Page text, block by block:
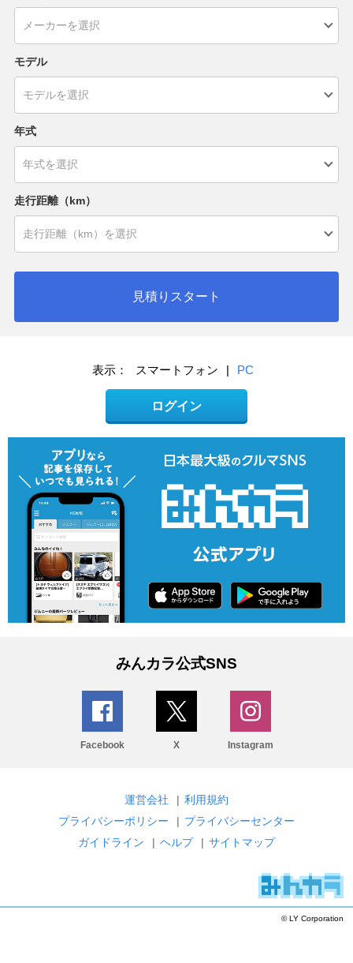
モデル
年式
走行距離（km）
見積りスタート
表示： スマートフォン | PC
ログイン
みんカラ公式SNS
Facebook X Instagram
運営会社 | 利用規約
プライバシーポリシー
| プライバシーセンター
ガイドライン
| ヘルプ | サイトマップ
© LY Corporation